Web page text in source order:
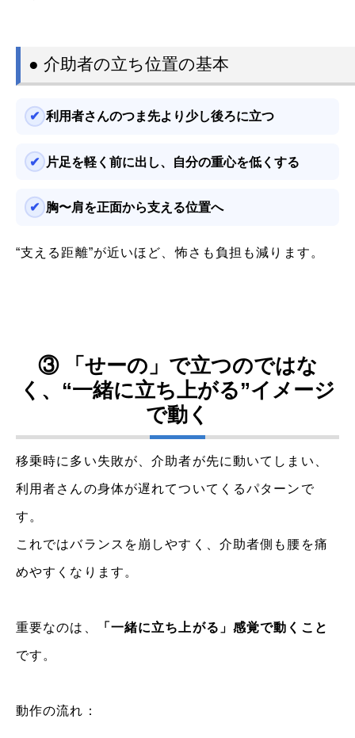
● 介助者の立ち位置の基本
利用者さんのつま先より少し後ろに立つ
片足を軽く前に出し、自分の重心を低くする
胸〜肩を正面から支える位置へ
“支える距離”が近いほど、怖さも負担も減ります。
③ 「せーの」で立つのではな
く、“一緒に立ち上がる”イメージ
で動く
移乗時に多い失敗が、介助者が先に動いてしまい、
利用者さんの身体が遅れてついてくるパターンで
す。
これではバランスを崩しやすく、介助者側も腰を痛
めやすくなります。
重要なのは、 「一緒に立ち上がる」感覚で動くこと
です。
動作の流れ：